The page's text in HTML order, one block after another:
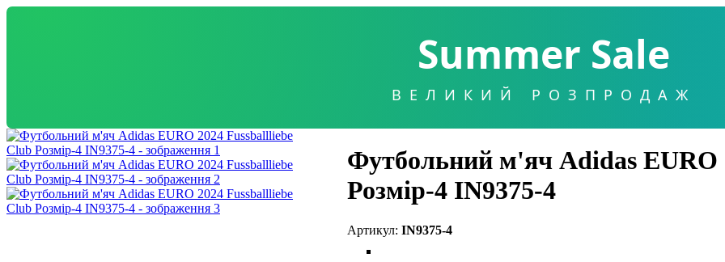
Summer Sale
ВЕЛИКИЙ РОЗПРОДАЖ
Футбольний м'яч Adidas EURO
Розмір-4 IN9375-4
IN9375-4